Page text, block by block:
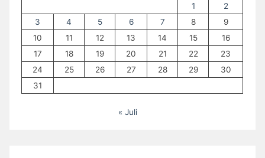
1
2
3
4 5 6 7 8
9
10
11 12 13 14 15
16
17
18 19 20 21 22
23
24
25 26 27 28 29
30
31
« Juli